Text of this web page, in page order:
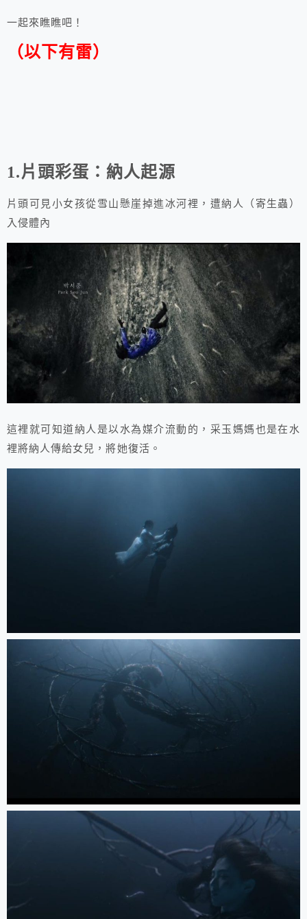
一起來瞧瞧吧！
（以下有雷）
1.片頭彩蛋：納人起源
片頭可見小女孩從雪山懸崖掉進冰河裡，遭納人（寄生蟲）
入侵體內
這裡就可知道納人是以水為媒介流動的，采玉媽媽也是在水
裡將納人傳給女兒，將她復活。